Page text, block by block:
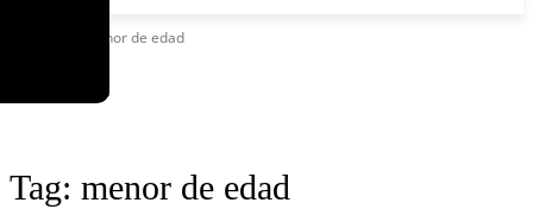
Menor de edad
Tag: menor de edad